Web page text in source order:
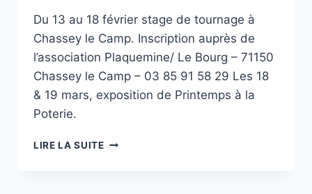
Du 13 au 18 février stage de tournage à
Chassey le Camp. Inscription auprès de
l’association Plaquemine/ Le Bourg – 71150
Chassey le Camp – 03 85 91 58 29 Les 18
& 19 mars, exposition de Printemps à la
Poterie.
LIRE LA SUITE2023